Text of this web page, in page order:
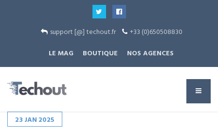
support [@] techout.fr
+33 (0)650508830
LE MAG
BOUTIQUE NOS AGENCES
23 JAN 2025